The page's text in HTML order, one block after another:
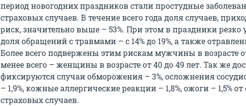
период новогодних праздников стали простудные
страховых случаев. В течение всего года доля случаев,
риск, значительно выше – 53%. При этом в праздники резко
доля обращений с травмами – с 14% до 19%, а также
Более всего подвержены этим рискам мужчины в возрасте
менее всего – женщины в возрасте от 40 до 49 лет. Так же
фиксируются случаи обморожения – 3%, осложнения
– 1,9%, кожные аллергические реакции – 1,8%, ожоги – 1,5%
страховых случаев.